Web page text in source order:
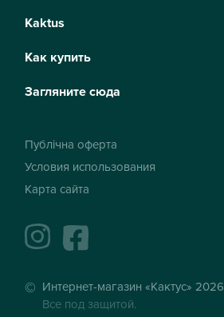
Kaktus
Как купить
Загляните сюда
Публічна оферта
Условия использования
Карта сайта
instagramfacebook
Интернет-магазин «Кактус» 2026
Все под защитой.